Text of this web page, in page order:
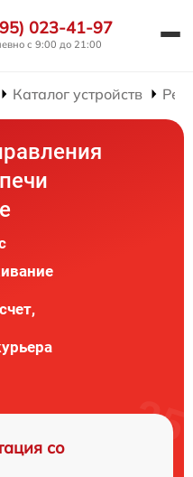
023-41-97
с 9:00 до 21:00
Каталог устройств
со